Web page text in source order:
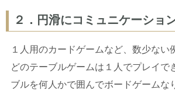
２．円滑にコミュニケーショ
１人用のカードゲームなど、数少ない
どのテーブルゲームは１人でプレイで
ブルを何人かで囲んでボードゲームな